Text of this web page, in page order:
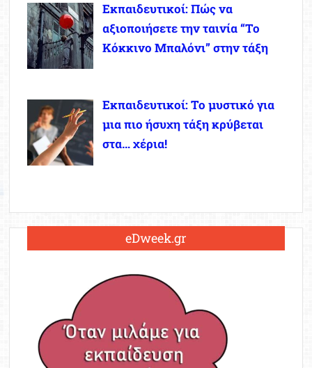
Εκπαιδευτικοί: Πώς να
αξιοποιήσετε την ταινία “Το
Κόκκινο Μπαλόνι” στην τάξη
Εκπαιδευτικοί: Το μυστικό για
μια πιο ήσυχη τάξη κρύβεται
στα… χέρια!
eDweek.gr